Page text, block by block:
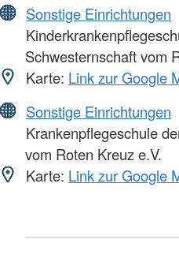
Sonstige Einrichtungen
Schwesternschaft vom
Karte: Link zur Google
Sonstige Einrichtungen
Krankenpflegeschule
vom Roten Kreuz e.V.
Karte: Link zur Google